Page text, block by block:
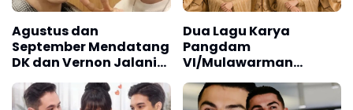
Agustus dan
September Mendatang
DK dan Vernon Jalani
Wajib Militer
Dua Lagu Karya
Pangdam
VI/Mulawarman
Mayjen TNI Krido
Pramono Jadi Ikon